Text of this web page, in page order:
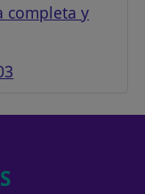
completa y